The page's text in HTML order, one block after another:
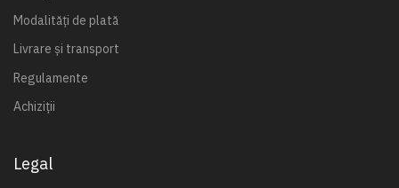
Modalități de plată
Livrare și transport
Regulamente
Achiziții
Legal